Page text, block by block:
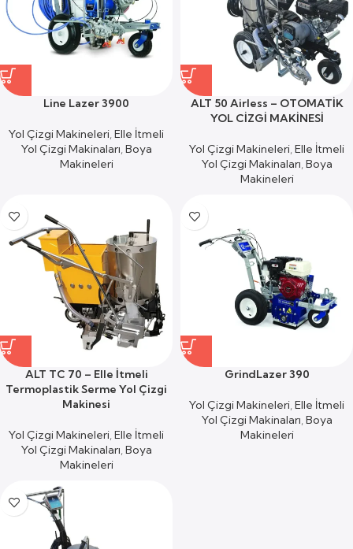
Line Lazer 3900
Yol Çizgi Makineleri,Elle İtmeli
Yol Çizgi Makinaları,Boya
Makineleri
ALT 50 Airless – OTOMATİK
YOL CİZGİ MAKİNESİ
Yol Çizgi Makineleri,Elle İtmeli
Yol Çizgi Makinaları,Boya
Makineleri
ALT TC 70 – Elle İtmeli
Termoplastik Serme Yol Çizgi
Makinesi
Yol Çizgi Makineleri,Elle İtmeli
Yol Çizgi Makinaları,Boya
Makineleri
GrindLazer 390
Yol Çizgi Makineleri,Elle İtmeli
Yol Çizgi Makinaları,Boya
Makineleri